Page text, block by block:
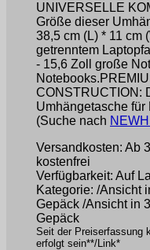
UNIVERSELLE
Größe dieser
38,5 cm (L) * 11 cm
getrenntem
- 15,6 Zoll große
CONSTRUCTION:
Umhängetasche für
(Suche nach
Versandkosten: Ab
kostenfrei
Verfügbarkeit: Auf
Kategorie: /Ansicht
Gepäck /Ansicht in
Gepäck
Seit der Preiserfassung
erfolgt sein**/Link*